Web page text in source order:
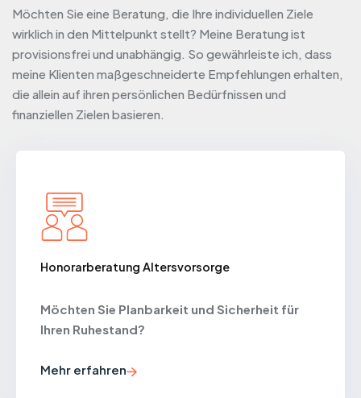
Möchten Sie eine Beratung, die Ihre individuellen Ziele
wirklich in den Mittelpunkt stellt? Meine Beratung ist
provisionsfrei und unabhängig. So gewährleiste ich, dass
meine Klienten maßgeschneiderte Empfehlungen erhalten,
die allein auf ihren persönlichen Bedürfnissen und
finanziellen Zielen basieren.
Honorarberatung Altersvorsorge
Möchten Sie Planbarkeit und Sicherheit für
Ihren Ruhestand?
Mehr erfahren